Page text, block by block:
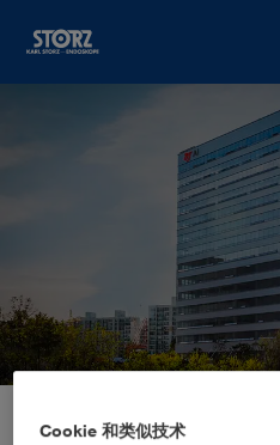
韩国首尔：KARL STORZ Endoscopy
分支机构
Cookie 和类似技术